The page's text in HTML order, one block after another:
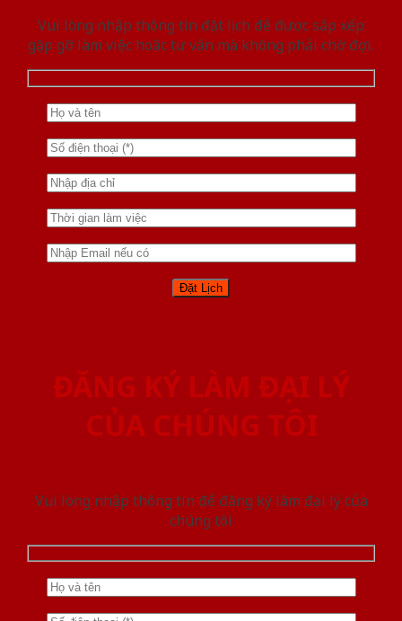
Vui lòng nhập thông tin đặt lịch để được sắp xếp
gặp gỡ làm việc hoăc tư vấn mà không phải chờ đợi.
ĐĂNG KÝ LÀM ĐẠI LÝ
CỦA CHÚNG TÔI
Vui lòng nhập thông tin để đăng ký làm đại lý của
chúng tôi